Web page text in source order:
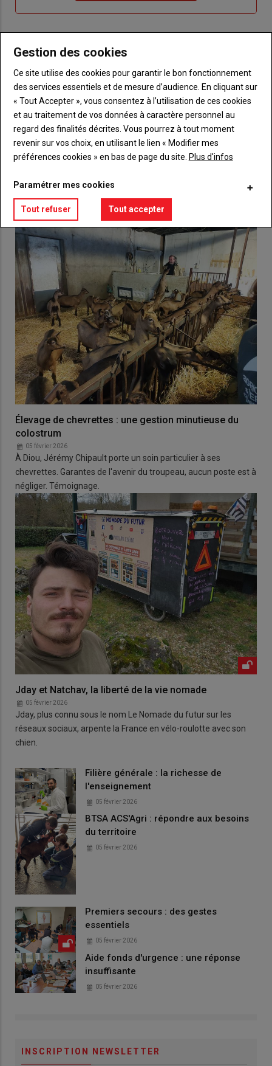
de
me
Sous-
Vous n'êtes pas abonné(e)
TITRE CRÉEZ UN COMPTE
BodyChoisissez votre formule et créez votre
compte pour accéder à tout {nom-site}.
Lien Créez un compte
VOUS AIMEREZ AUSSI
Élevage de chevrettes : une gestion minutieuse du
colostrum
05 février 2026
À Diou, Jérémy Chipault porte un soin particulier à ses
chevrettes. Garantes de l'avenir du troupeau, aucun poste est à
négliger. Témoignage.
Jday et Natchav, la liberté de la vie nomade
05 février 2026
Jday, plus connu sous le nom Le Nomade du futur sur les
réseaux sociaux, arpente la France en vélo-roulotte avec son
chien.
Filière générale : la richesse de
l'enseignement
05 février 2026
BTSA ACS'Agri : répondre aux besoins
du territoire
05 février 2026
Premiers secours : des gestes
essentiels
05 février 2026
Aide fonds d'urgence : une réponse
insuffisante
05 février 2026
INSCRIPTION NEWSLETTER
Gestion des cookies
Ce site utilise des cookies pour garantir le bon fonctionnement
des services essentiels et de mesure d’audience. En cliquant sur
« Tout Accepter », vous consentez à l’utilisation de ces cookies
et au traitement de vos données à caractère personnel au
regard des finalités décrites. Vous pourrez à tout moment
revenir sur vos choix, en utilisant le lien « Modifier mes
préférences cookies » en bas de page du site. Plus d'infos
Paramétrer mes cookies
Tout refuser Tout accepter